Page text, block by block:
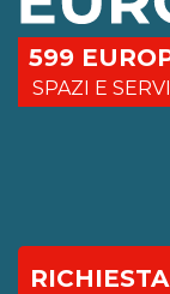
599
SPAZI E